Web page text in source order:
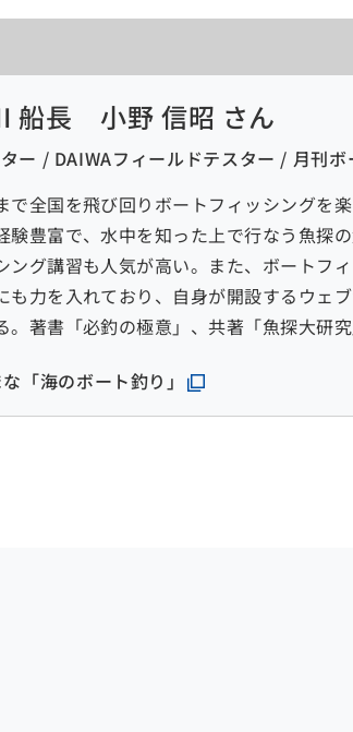
船長 小野 信昭 さん
ー / DAIWAフィールドテスター / 月刊ボ
で全国を飛び回りボートフィッシングを
験豊富で、水中を知った上で行なう魚探
ング講習も人気が高い。また、ボートフ
も力を入れており、自身が開設するウェ
著書「必釣の極意」、共著「魚探大研究
「海のボート釣り」